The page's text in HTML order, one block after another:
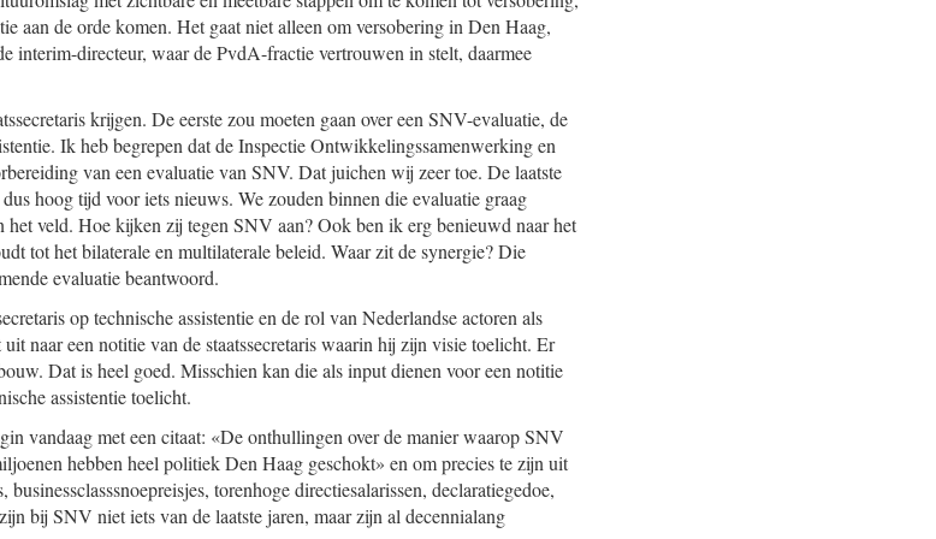
aan de orde komen. Het gaat niet alleen om versobering in Den Haag,
interim-directeur, waar de PvdA-fractie vertrouwen in stelt, daarmee
krijgen. De eerste zou moeten gaan over een SNV-evaluatie, de
Ik heb begrepen dat de Inspectie Ontwikkelingssamenwerking en
van een evaluatie van SNV. Dat juichen wij zeer toe. De laatste
hoog tijd voor iets nieuws. We zouden binnen die evaluatie graag
veld. Hoe kijken zij tegen SNV aan? Ook ben ik erg benieuwd naar het
tot het bilaterale en multilaterale beleid. Waar zit de synergie? Die
evaluatie beantwoord.
op technische assistentie en de rol van Nederlandse actoren als
naar een notitie van de staatssecretaris waarin hij zijn visie toelicht. Er
Dat is heel goed. Misschien kan die als input dienen voor een notitie
assistentie toelicht.
vandaag met een citaat: «De onthullingen over de manier waarop SNV
hebben heel politiek Den Haag geschokt» en om precies te zijn uit
torenhoge directiesalarissen, declaratiegedoe,
bij SNV niet iets van de laatste jaren, maar zijn al decennialang